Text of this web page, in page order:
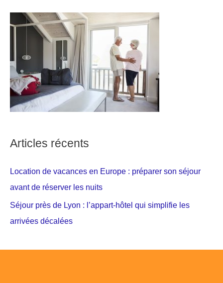
Articles récents
Location de vacances en Europe : préparer son séjour
avant de réserver les nuits
Séjour près de Lyon : l’appart-hôtel qui simplifie les
arrivées décalées